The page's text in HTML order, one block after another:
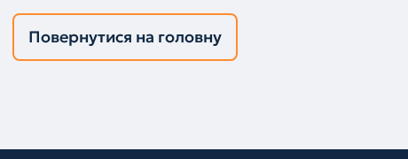
Повернутися на головну